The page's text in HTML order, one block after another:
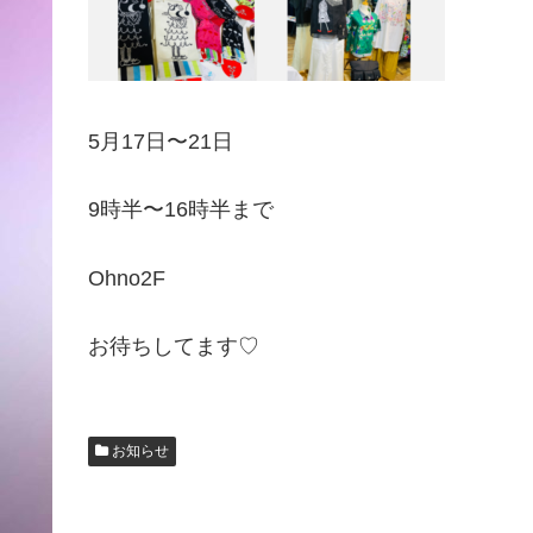
5月17日〜21日
9時半〜16時半まで
Ohno2F
お待ちしてます♡
お知らせ